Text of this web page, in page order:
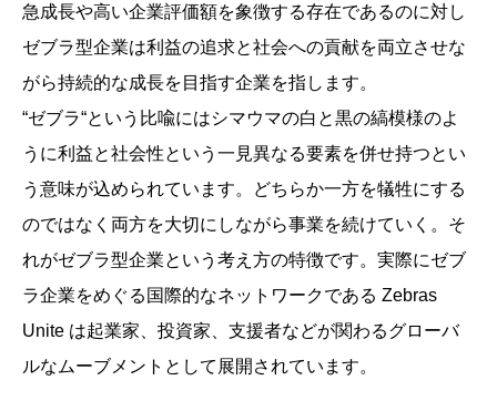
急成長や高い企業評価額を象徴する存在であるのに対し
ゼブラ型企業は利益の追求と社会への貢献を両立させな
がら持続的な成長を目指す企業を指します。
“ゼブラ“という比喩にはシマウマの白と黒の縞模様のよ
うに利益と社会性という一見異なる要素を併せ持つとい
う意味が込められています。どちらか一方を犠牲にする
のではなく両方を大切にしながら事業を続けていく。そ
れがゼブラ型企業という考え方の特徴です。実際にゼブ
ラ企業をめぐる国際的なネットワークである Zebras
Unite は起業家、投資家、支援者などが関わるグローバ
ルなムーブメントとして展開されています。